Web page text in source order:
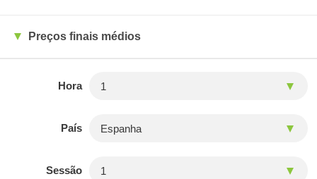
Preços finais médios
Hora
País
Sessão